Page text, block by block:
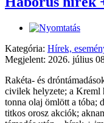
Kategória: Hírek,
Megjelent: 2026. július
Rakéta- és
civilek helyzete; a Kreml
tonna olaj ömlött a tóba;
titkos orosz akciók;